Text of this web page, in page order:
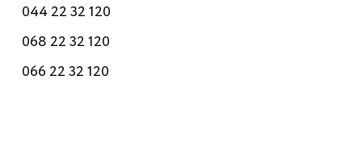
044 22 32 120
068 22 32 120
066 22 32 120